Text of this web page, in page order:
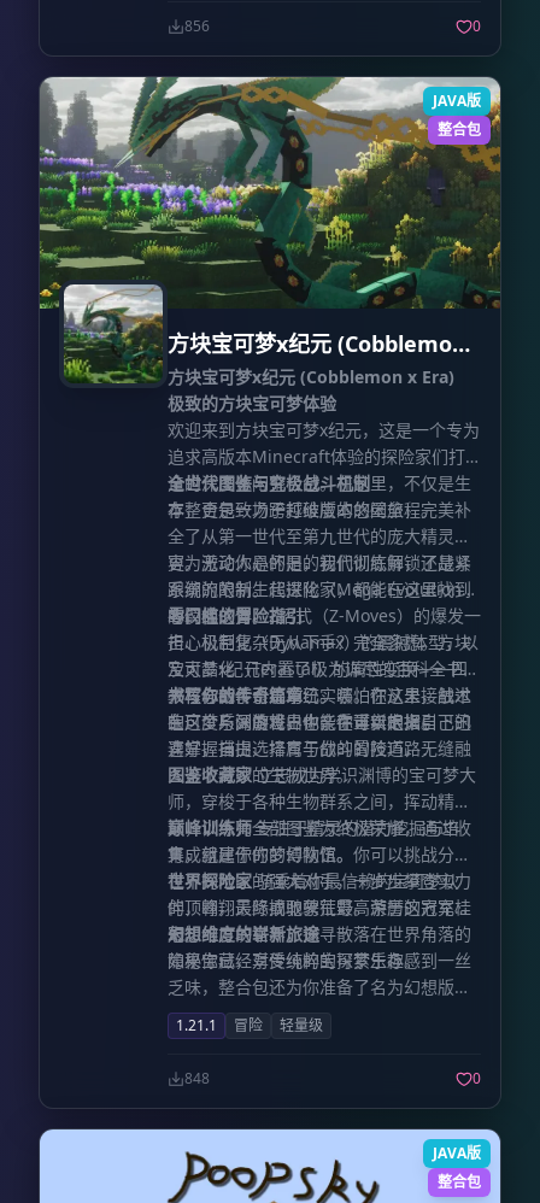
塌方风险。
：矿石不再是扔
进熔炉就能变成锭的简单道具。铜、铁、
你需要精准把控温度，理解合金配比，通
过一系列繁琐而真实的工序，才能提炼出
推动时代进步的金属。 2. 此乃生存，而非
游戏生理机能模拟：生存不再仅关注血
条。你需要时刻监控水分 饥饿度
以及精
细的营养平衡
。单一的饮食会导致虚弱，
唯有合理的膳食搭配才能让你在恶劣环境
中保持强健的体魄。锻造的韵律：告别合
成台的一键合成，工具与武器的诞生需要
你在铁砧上挥洒汗水。这套独特的
统要求你对温度和锻打时机有极高的掌控
力，稍有不慎，手中的材料就会变为废
铁。只有千锤百炼，方能铸就神兵。 3. 耕
耘与生息的智慧农业技术革新：引入了广
受好评的“农夫乐事”及其附属，极大地拓
展了农业的深度。你不仅要顺应季节种植
作物，更需运用温室技术和灌溉网络来对
抗严酷的气候，保障粮食安全。精细化畜
牧：养殖不再是圈地投喂。通过梳洗站和
巢箱等设施，你需要悉心照料牲畜，提高
它们的快乐度与产出效率，体验真实的牧
场生活。 4. 从手工到工业的飞跃动力革
命：随着文明等级的提升，你将解锁“机械
动力（Create）”的魅力。利用旋转力构建
复杂的自动化流水线，将繁琐的矿石处理
和作物收割交给机械，解放你的双手。重
工业崛起：借助“沉浸工程（Immersive
Engineering）”提供的多方块巨型机器，
你将建立起庞大的工业体系。巨大的斗轮
挖掘机与高压电网将帮助你以前所未有的
效率开采资源与冶炼金属，标志着工业时
代的全面降临。 5. 舌尖上的求生之路美
食与保存：生存不仅是活着，更是生活。
结合Firmalife与农夫乐事，烹饪系统变得
异常丰富。然而，食物的腐败是致命的威
胁。你需要掌握盐渍、
期。在此地，食不厌精
：特别集成了原创
片原始大陆上体验庖丁解牛的细腻，或是
用炒锅烹饪出色香味俱全的东方美食，让
味蕾成为探索的动力。 6. 广袤世界的探索
856 0
JAVA版
整合包
方块宝可梦x纪元 (Cobblemon
x Era)
方块宝可梦x纪元 (Cobblemon x Era)
极致的方块宝可梦体验
欢迎来到方块宝可梦x纪元，这是一个专为
追求高版本Minecraft体验的探险家们打
造的深度休闲整合包。在这里，不仅是生
存，更是一场跨越维度的悠闲旅程。
全世代图鉴与究极战斗机制
本整合包致力于打破版本的壁垒，完美补
全了从第一世代至第九世代的庞大精灵阵
容。无论你是怀旧的初代训练师，还是紧
跟潮流的新生代探险家，都能在这里找到
心仪的伙伴。
更为激动人心的是，我们彻底解锁了战斗
系统的限制。超进化（Mega Evolution）
的羁绊之力、Z招式（Z-Moves）的爆发一
击、极巨化（Dynamax）的震撼体型，以
及太晶化（Terastal）的属性变换——四
大核心战斗系统均已实装。在这里，战术
的广度与深度将由你亲手重新定义。
零门槛的冒险指引
担心机制复杂无从下手？完全多虑。方块
宝可梦x纪元内置了极为详尽的百科全书式
教程与新手引导系统。哪怕你从未接触过
宝可梦系列游戏，也能在详实的指引下迅
速掌握捕捉、培育与战斗的技巧，无缝融
入这个奇妙的生物世界。
书写你的传奇篇章
在这个广阔的世界中，你可以根据自己的
喜好，自由选择属于你的冒险道路：
图鉴收藏家立志成为学识渊博的宝可梦大
师，穿梭于各种生物群系之间，挥动精灵
球，以点亮全部图鉴为终极荣耀，通过收
集成就属于你的博物馆。
巅峰训练师专注于精灵的潜力挖掘与培
育，组建你的梦幻队伍。你可以挑战分布
在不同地区的强大对手，一步步攀登实力
的顶峰，最终摘取象征最高荣誉的冠军桂
冠。
世界探险家骑乘着你最信赖的宝可梦伙
伴，翱翔天际或驰骋荒野。游历这方充满
未知的方块世界，探寻散落在世界角落的
隐秘宝藏，享受纯粹的探索乐趣。
幻想维度的崭新旅途
如果你已经对传统的宝可梦生存感到一丝
乏味，整合包还为你准备了名为幻想版的
平行世界。在这里，你将打破原本的界
限，接触到众多独具匠心的同人宝可梦。
在这个充满想象力的全新生态中，一场前
所未有的奇幻冒险正等待着你去开启。
1.21.1 冒险 轻量级
848 0
JAVA版
整合包